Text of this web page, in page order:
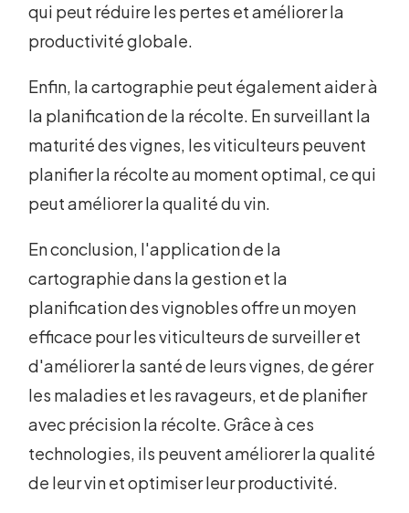
qui peut réduire les pertes et améliorer la
productivité globale.
Enfin, la cartographie peut également aider à
la planification de la récolte. En surveillant la
maturité des vignes, les viticulteurs peuvent
planifier la récolte au moment optimal, ce qui
peut améliorer la qualité du vin.
En conclusion, l'application de la
cartographie dans la gestion et la
planification des vignobles offre un moyen
efficace pour les viticulteurs de surveiller et
d'améliorer la santé de leurs vignes, de gérer
les maladies et les ravageurs, et de planifier
avec précision la récolte. Grâce à ces
technologies, ils peuvent améliorer la qualité
de leur vin et optimiser leur productivité.